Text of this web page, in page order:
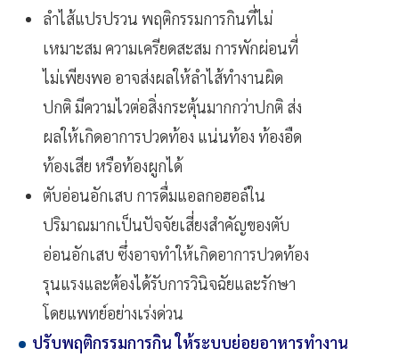
ลำไส้แปรปรวน พฤติกรรมการกินที่ไม่
เหมาะสม ความเครียดสะสม การพักผ่อนที่
ไม่เพียงพอ อาจส่งผลให้ลำไส้ทำงานผิด
ปกติ มีความไวต่อสิ่งกระตุ้นมากกว่าปกติ ส่ง
ผลให้เกิดอาการปวดท้อง แน่นท้อง ท้องอืด
ท้องเสีย หรือท้องผูกได้
ตับอ่อนอักเสบ การดื่มแอลกอฮอล์ใน
ปริมาณมากเป็นปัจจัยเสี่ยงสำคัญของตับ
อ่อนอักเสบ ซึ่งอาจทำให้เกิดอาการปวดท้อง
รุนแรงและต้องได้รับการวินิจฉัยและรักษา
โดยแพทย์อย่างเร่งด่วน
ปรับพฤติกรรมการกิน ให้ระบบย่อยอาหารทำงาน